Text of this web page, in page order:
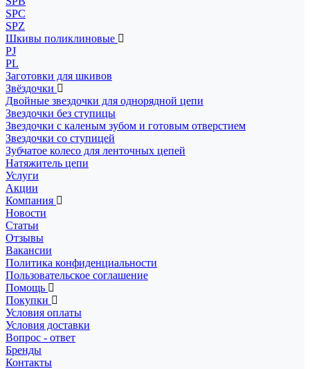
SPC
SPZ
Шкивы поликлиновые
PJ
PL
Заготовки для шкивов
Звёздочки
Двойные звездочки для однорядной цепи
Звездочки без ступицы
Звездочки с каленым зубом и готовым отверстием
Звездочки со ступицей
Зубчатое колесо для ленточных цепей
Натяжитель цепи
Услуги
Акции
Компания
Новости
Статьи
Отзывы
Вакансии
Политика конфиденциальности
Пользовательское соглашение
Помощь
Покупки
Условия оплаты
Условия доставки
Вопрос - ответ
Бренды
Контакты